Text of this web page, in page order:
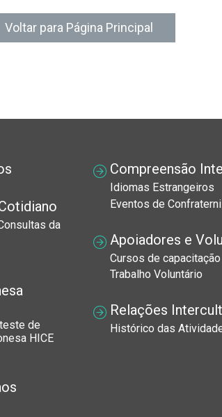
Voltar para Página Principal
da
de
HICE
Compreensão
Idiomas Estrangeiros
Eventos de
Apoiadores e
Cursos de capacitação
Trabalho Voluntário
Relações
Histórico das